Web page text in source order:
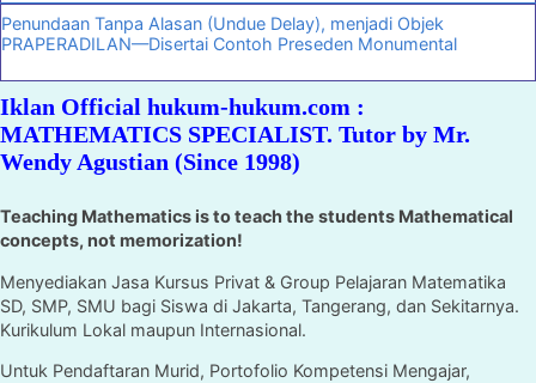
Penundaan Tanpa Alasan (Undue Delay), menjadi Objek
PRAPERADILAN—Disertai Contoh Preseden Monumental
Iklan Official hukum-hukum.com :
MATHEMATICS SPECIALIST. Tutor by Mr.
Wendy Agustian (Since 1998)
Teaching Mathematics is to teach the students Mathematical
concepts, not memorization!
Menyediakan Jasa Kursus Privat & Group Pelajaran Matematika
SD, SMP, SMU bagi Siswa di Jakarta, Tangerang, dan Sekitarnya.
Kurikulum Lokal maupun Internasional.
Untuk Pendaftaran Murid, Portofolio Kompetensi Mengajar,